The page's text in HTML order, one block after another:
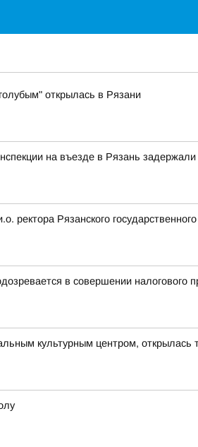
открылась в Рязани
на въезде в Рязань
ректора Рязанского
в совершении налогового
культурным центром, открылась